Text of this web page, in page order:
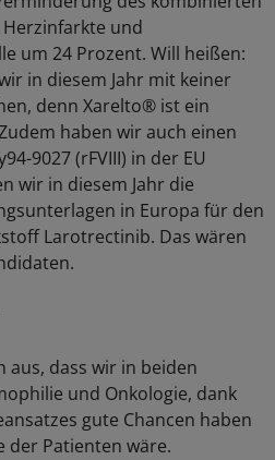
Herzinfarkte und
um 24 Prozent. Will heißen:
in diesem Jahr mit keiner
denn Xarelto® ist ein
haben wir auch einen
9027 (rFVIII) in der EU
wir in diesem Jahr die
in Europa für den
Larotrectinib. Das wären
aus, dass wir in beiden
und Onkologie, dank
gute Chancen haben
der Patienten wäre.